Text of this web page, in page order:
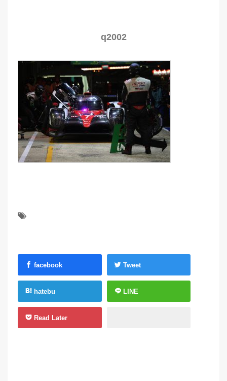
q2002
facebook Tweet
hatebu LINE
Read Later